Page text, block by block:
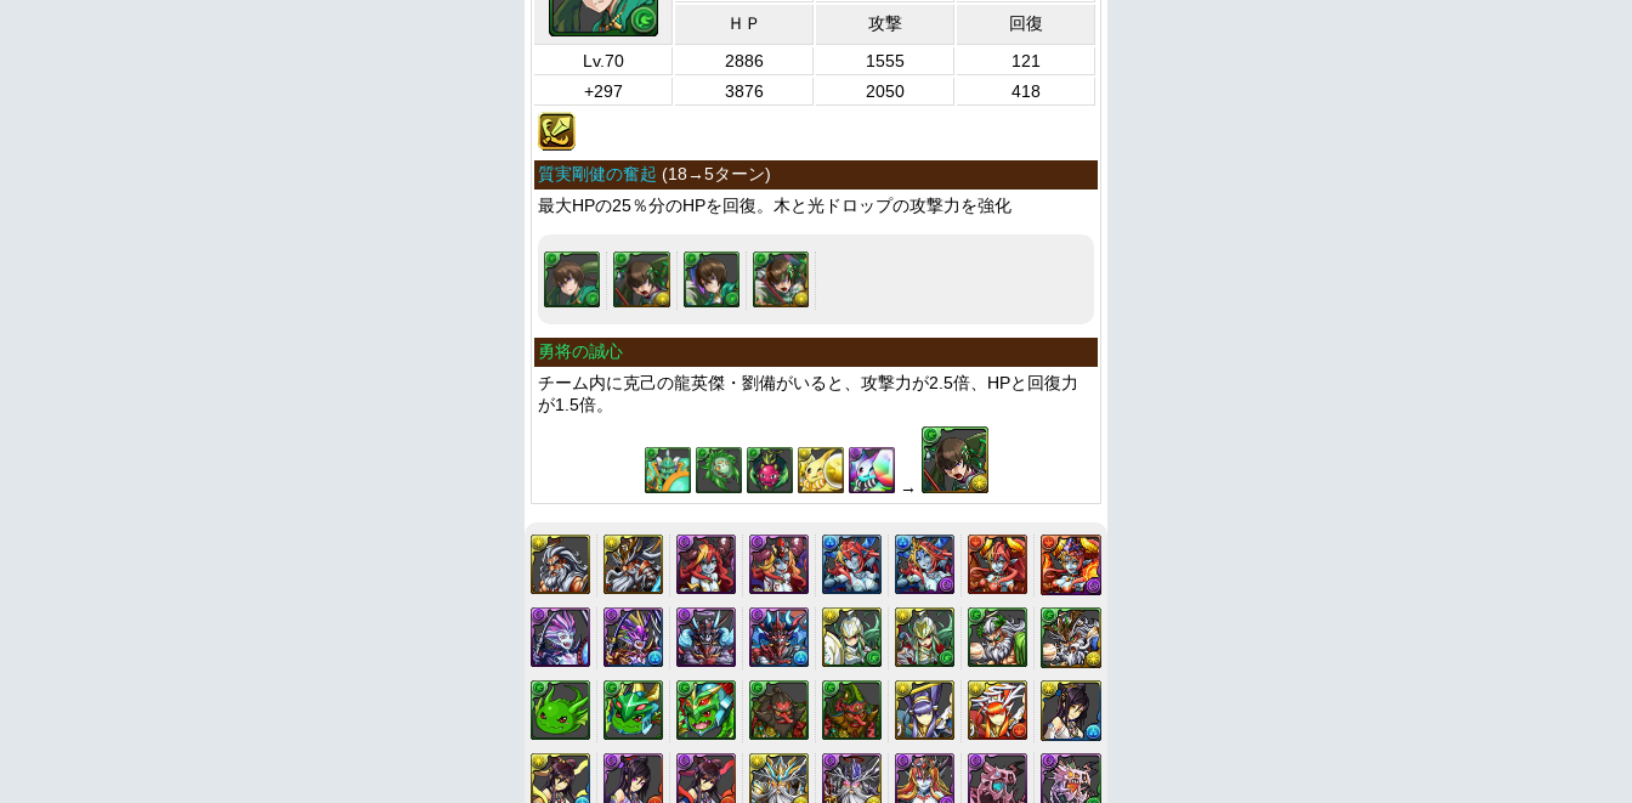
ＨＰ 攻撃
回復
Lv.70
2886 1555
121
+297
3876 2050 418
質実剛健の奮起 (18→5ターン)
最大HPの25％分のHPを回復。木と光ドロップの攻撃力を強化
勇将の誠心
チーム内に克己の龍英傑・劉備がいると、攻撃力が2.5倍、HPと回復力
が1.5倍。
→